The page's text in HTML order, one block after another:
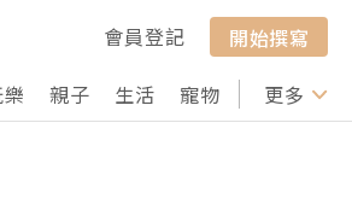
會員登記
開始撰寫
親子 生活 寵物 行山 打卡
更多